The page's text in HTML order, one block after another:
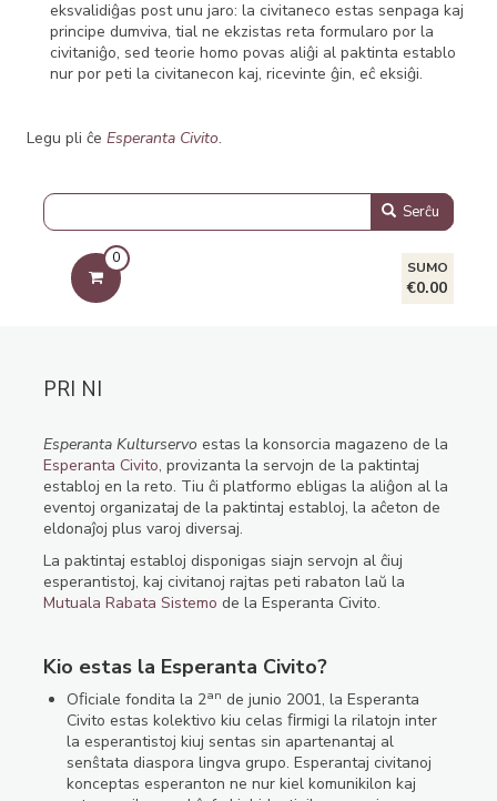
eksvalidiĝas post unu jaro: la civitaneco estas senpaga kaj
principe dumviva, tial ne ekzistas reta formularo por la
civitaniĝo, sed teorie homo povas aliĝi al paktinta establo
nur por peti la civitanecon kaj, ricevinte ĝin, eĉ eksiĝi.
Legu pli ĉe Esperanta Civito.
Serĉu
0
SUMO
€0.00
PRI NI
Esperanta Kulturservo estas la konsorcia magazeno de la
Esperanta Civito, provizanta la servojn de la paktintaj
establoj en la reto. Tiu ĉi platformo ebligas la aliĝon al la
eventoj organizataj de la paktintaj establoj, la aĉeton de
eldonaĵoj plus varoj diversaj.
La paktintaj establoj disponigas siajn servojn al ĉiuj
esperantistoj, kaj civitanoj rajtas peti rabaton laŭ la
Mutuala Rabata Sistemo de la Esperanta Civito.
Kio estas la Esperanta Civito?
Oﬁciale fondita la 2an de junio 2001, la Esperanta
Civito estas kolektivo kiu celas ﬁrmigi la rilatojn inter
la esperantistoj kiuj sentas sin apartenantaj al
senŝtata diaspora lingva grupo. Esperantaj civitanoj
konceptas esperanton ne nur kiel komunikilon kaj